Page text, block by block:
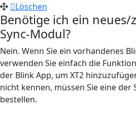
Löschen
Benötige ich ein neues/
Sync-Modul?
Nein. Wenn Sie ein vorhandenes
verwenden Sie einfach die
der Blink App, um XT2
nicht kennen, müssen Sie eine
bestellen.